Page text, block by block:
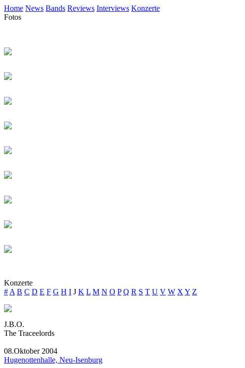
Home News Bands Reviews Interviews Konzerte
Fotos
Konzerte
# A B C D E F G H I J K L M N O P Q R S T U V W X Y Z
J.B.O.
The Traceelords
08.Oktober 2004
Hugenottenhalle, Neu-Isenburg